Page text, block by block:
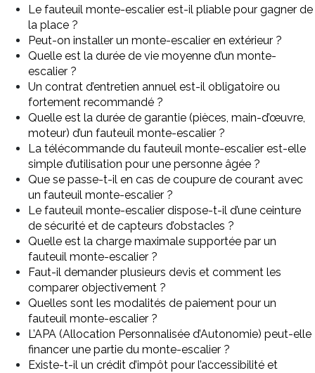
Le fauteuil monte-escalier est-il pliable pour gagner de
la place ?
Peut-on installer un monte-escalier en extérieur ?
Quelle est la durée de vie moyenne d’un monte-
escalier ?
Un contrat d’entretien annuel est-il obligatoire ou
fortement recommandé ?
Quelle est la durée de garantie (pièces, main-d’œuvre,
moteur) d’un fauteuil monte-escalier ?
La télécommande du fauteuil monte-escalier est-elle
simple d’utilisation pour une personne âgée ?
Que se passe-t-il en cas de coupure de courant avec
un fauteuil monte-escalier ?
Le fauteuil monte-escalier dispose-t-il d’une ceinture
de sécurité et de capteurs d’obstacles ?
Quelle est la charge maximale supportée par un
fauteuil monte-escalier ?
Faut-il demander plusieurs devis et comment les
comparer objectivement ?
Quelles sont les modalités de paiement pour un
fauteuil monte-escalier ?
L’APA (Allocation Personnalisée d’Autonomie) peut-elle
financer une partie du monte-escalier ?
Existe-t-il un crédit d’impôt pour l’accessibilité et